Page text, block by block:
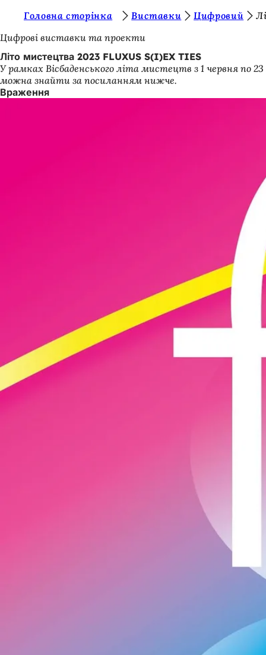
Перейти до змісту
и
т
у
т
Головна сторінка Виставки Цифровий
Цифрові виставки та проекти
Літо мистецтва 2023 FLUXUS S(I)EX TIES
У рамках Вісбаденського літа мистецтв з 1 червня по
можна знайти за посиланням нижче.
Враження